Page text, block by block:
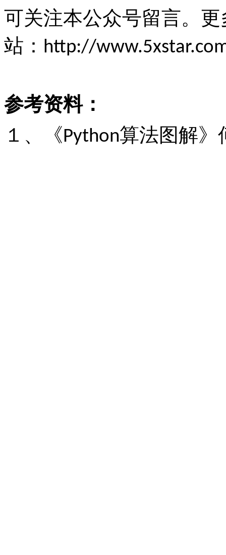
可关注本公众号留言。
站： http://
参考资料：
１、《Python算法图解